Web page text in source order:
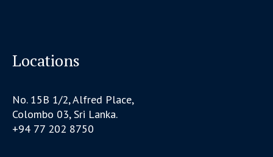
Locations
No. 15B 1/2, Alfred Place,
Colombo 03, Sri Lanka.
+94 77 202 8750